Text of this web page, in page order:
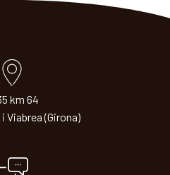
km 64
Viabrea (Girona)